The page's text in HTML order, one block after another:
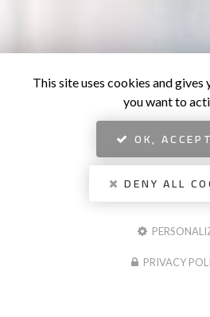
This site uses cookies and
you want to
OK,
DENY ALL
PRIVACY